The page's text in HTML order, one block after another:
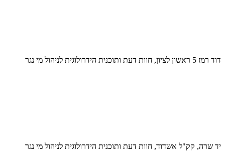
דוד רמז 5 ראשון לציון, חוות דעת ותוכנית הידרולוגית לניהול מי נגר
יד שרה, קק"ל אשדוד, חוות דעת ותוכנית הידרולוגית לניהול מי נגר